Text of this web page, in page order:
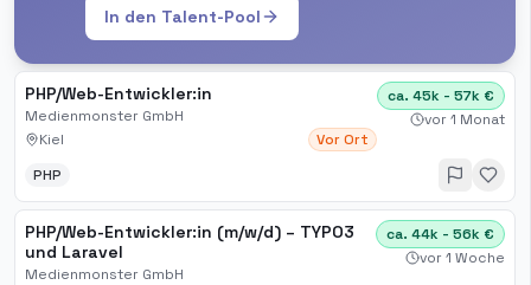
In den Talent-Pool
PHP/Web-Entwickler:in
Medienmonster GmbH
Kiel
Vor Ort
ca. 45k - 57k €
vor 1 Monat
PHP
PHP/Web-Entwickler:in (m/w/d) – TYPO3
und Laravel
Medienmonster GmbH
ca. 44k - 56k €
vor 1 Woche